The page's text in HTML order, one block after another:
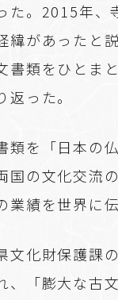
た。2015年、
緯があったと
書類をひとま
返った。
類を「日本の
国の文化交流
業績を世界に
文化財保護課
、「膨大な古